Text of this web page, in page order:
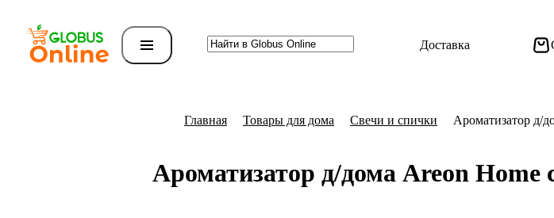
Доставка
Главная Товары для дома Свечи и спички Ароматизатор д/
Ароматизатор д/дома Areon Home